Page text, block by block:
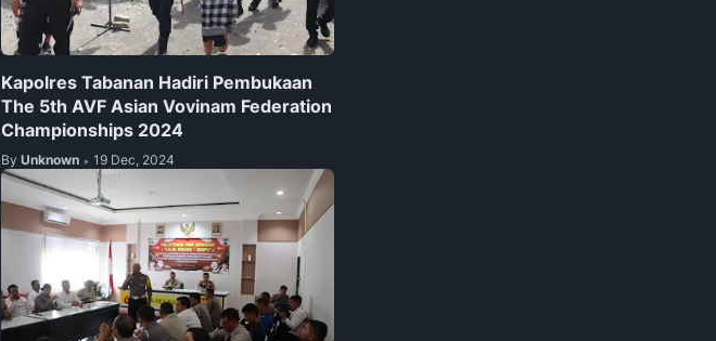
Kapolres Tabanan Hadiri Pembukaan
The 5th AVF Asian Vovinam Federation
Championships 2024
By Unknown • 19 Dec, 2024